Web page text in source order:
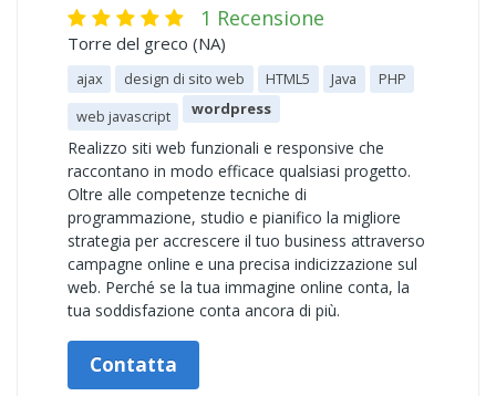
1 Recensione
Torre del greco (NA)
ajax design di sito web HTML5 Java
PHP
web javascript
wordpress
Realizzo siti web funzionali e responsive che
raccontano in modo efficace qualsiasi progetto.
Oltre alle competenze tecniche di
programmazione, studio e pianifico la migliore
strategia per accrescere il tuo business attraverso
campagne online e una precisa indicizzazione sul
web. Perché se la tua immagine online conta, la
tua soddisfazione conta ancora di più.
Contatta